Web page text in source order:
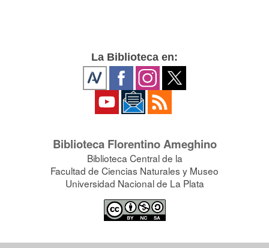
La Biblioteca en:
Biblioteca Florentino Ameghino
Biblioteca Central de la
Facultad de Ciencias Naturales y Museo
Universidad Nacional de La Plata